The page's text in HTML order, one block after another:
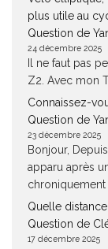
plus utile au
Question de
24 décembre 2025
Il ne faut pas
Z2. Avec mon
Connaissez-
Question de
23 décembre 2025
Bonjour,
apparu après
chroniquement
Quelle
Question de
17 décembre 2025